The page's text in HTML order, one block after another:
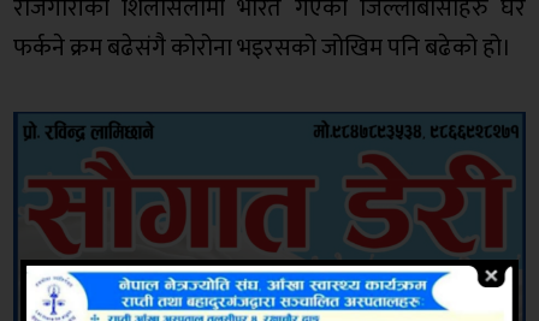
रोजगारीको शिलसिलामा भारत गएका जिल्लाबासीहरु घर
फर्कने क्रम बढेसंगै कोरोना भइरसको जोखिम पनि बढेको हो।